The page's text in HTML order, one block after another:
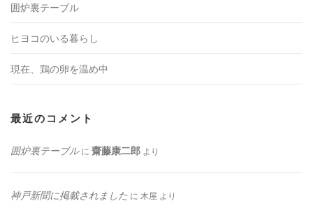
囲炉裏テーブル
ヒヨコのいる暮らし
現在、鶏の卵を温め中
最近のコメント
囲炉裏テーブルに 齋藤康二郎 より
神戸新聞に掲載されました に 木屋 より